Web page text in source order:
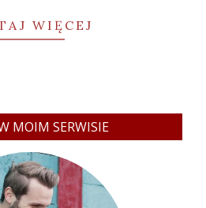
WIĘCEJ
MOIM SERWISIE